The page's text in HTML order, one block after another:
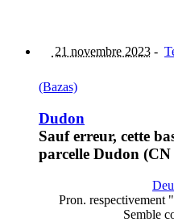
21 novembre 2023 -
(Bazas)
Dudon
Sauf erreur, cette
parcelle Dudon
Pron.
Semble